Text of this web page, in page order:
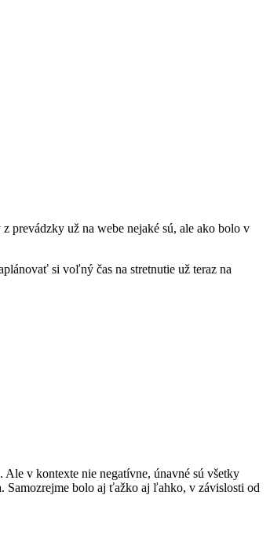
prevádzky už na webe nejaké sú, ale ako bolo v
si voľný čas na stretnutie už teraz na
v kontexte nie negatívne, únavné sú všetky
Samozrejme bolo aj ťažko aj ľahko, v závislosti od